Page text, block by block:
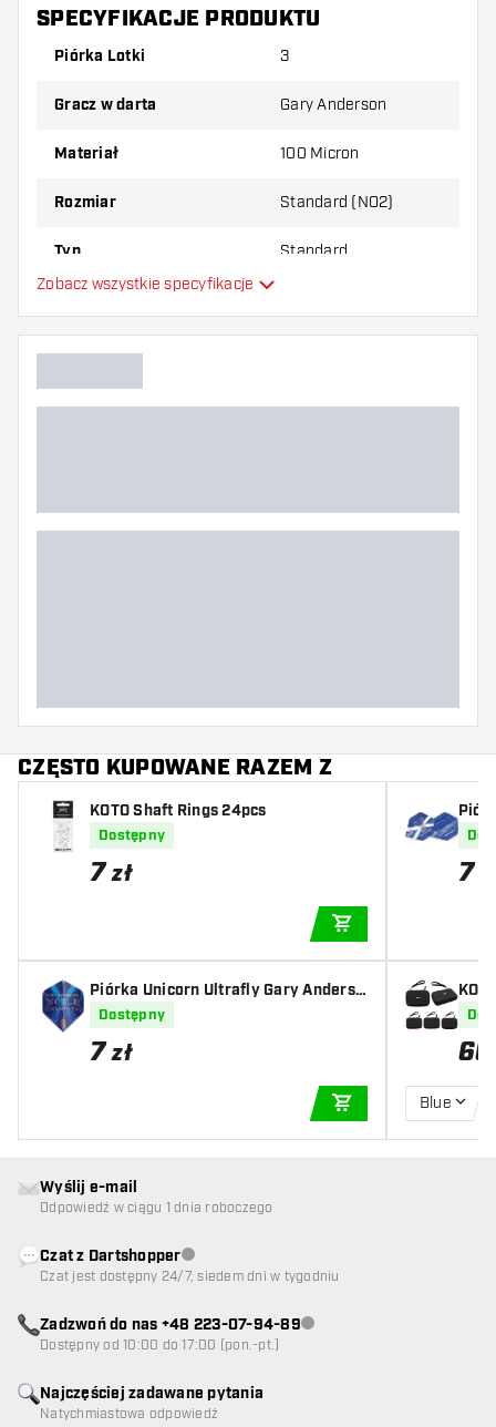
Upewnij się, że masz pod ręką dużo piórek i
złamane w wyniku użytkowania.
piórek, aby dowiedzieć się, który wariant
SPECYFIKACJE PRODUKTU
Piórka Lotki 3
Gracz w darta Gary Anderson
Materiał 100 Micron
Rozmiar Standard (NO2)
Typ Standard
Główny kolor
Zobacz wszystkie specyfikacje
CZĘSTO KUPOWANE RAZEM Z
KOTO Shaft Rings 24pcs
Dostępny
7 zł
Piórka Unicorn Ultrafly Gary Anderso
n Phase 6 Plus
Dostępny
7 zł
DODAJ DO
on
7
66
Blue
Najczęściej zadawane pytania
Natychmiastowa odpowiedź
Wyślij e-mail
Odpowiedź w ciągu 1 dnia roboczego
Czat z DartshopperObsługa klienta niedostępna
Czat jest dostępny 24/7, siedem dni w tygodniu
Zadzwoń do nas +48 223-07-94-89Obsługa klienta niedostępna
Dostępny od 10:00 do 17:00 (pon.-pt.)